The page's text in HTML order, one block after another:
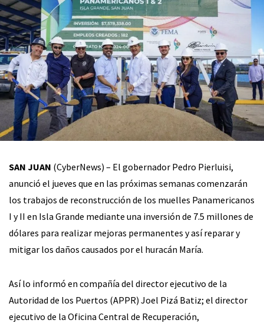
SAN JUAN (CyberNews) – El gobernador Pedro Pierluisi,
anunció el jueves que en las próximas semanas comenzarán
los trabajos de reconstrucción de los muelles Panamericanos
I y II en Isla Grande mediante una inversión de 7.5 millones de
dólares para realizar mejoras permanentes y así reparar y
mitigar los daños causados por el huracán María.
Así lo informó en compañía del director ejecutivo de la
Autoridad de los Puertos (APPR) Joel Pizá Batiz; el director
ejecutivo de la Oficina Central de Recuperación,